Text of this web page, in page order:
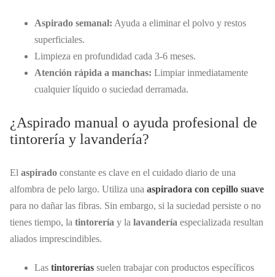
Aspirado semanal: Ayuda a eliminar el polvo y restos
superficiales.
Limpieza en profundidad cada 3-6 meses.
Atención rápida a manchas: Limpiar inmediatamente
cualquier líquido o suciedad derramada.
¿Aspirado manual o ayuda profesional de
tintorería y lavandería?
El aspirado constante es clave en el cuidado diario de una
alfombra de pelo largo. Utiliza una aspiradora con cepillo suave
para no dañar las fibras. Sin embargo, si la suciedad persiste o no
tienes tiempo, la tintorería y la lavandería especializada resultan
aliados imprescindibles.
Las tintorerías suelen trabajar con productos específicos